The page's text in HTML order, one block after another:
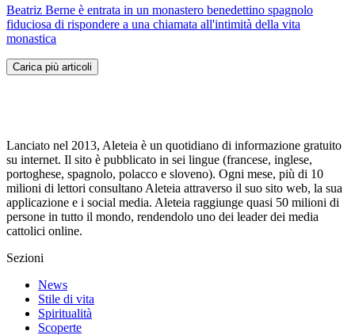
Beatriz Berne è entrata in un monastero benedettino spagnolo
fiduciosa di rispondere a una chiamata all'intimità della vita
monastica
Carica più articoli
Lanciato nel 2013, Aleteia è un quotidiano di informazione gratuito
su internet. Il sito è pubblicato in sei lingue (francese, inglese,
portoghese, spagnolo, polacco e sloveno). Ogni mese, più di 10
milioni di lettori consultano Aleteia attraverso il suo sito web, la sua
applicazione e i social media. Aleteia raggiunge quasi 50 milioni di
persone in tutto il mondo, rendendolo uno dei leader dei media
cattolici online.
Sezioni
News
Stile di vita
Spiritualità
Scoperte